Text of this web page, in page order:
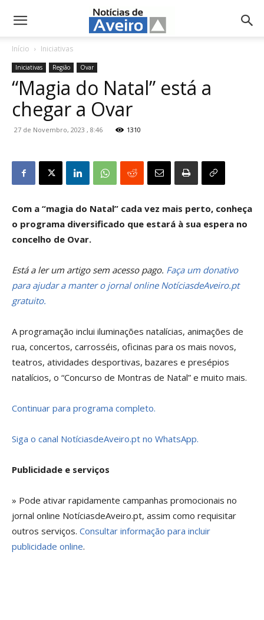
NotíciasdeAveiro.pt
Início Iniciativas
Iniciativas Região Ovar
“Magia do Natal” está a
chegar a Ovar
27 de Novembro, 2023 , 8:46 1310
Com a “magia do Natal” cada vez mais perto, conheça
o programa diversificado que estará à sua espera no
concelho de Ovar.
Está a ler um artigo sem acesso pago. Faça um donativo
para ajudar a manter o jornal online NotíciasdeAveiro.pt
gratuito.
A programação inclui iluminações natalícias, animações de
rua, concertos, carrosséis, oficinas para os mais novos,
teatros, atividades desportivas, bazares e presépios
natalícios, o “Concurso de Montras de Natal” e muito mais.
Continuar para programa completo.
Siga o canal NotíciasdeAveiro.pt no WhatsApp.
Publicidade e serviços
» Pode ativar rapidamente campanhas promocionais no
jornal online NotíciasdeAveiro.pt, assim como requisitar
outros serviços. Consultar informação para incluir
publicidade online.